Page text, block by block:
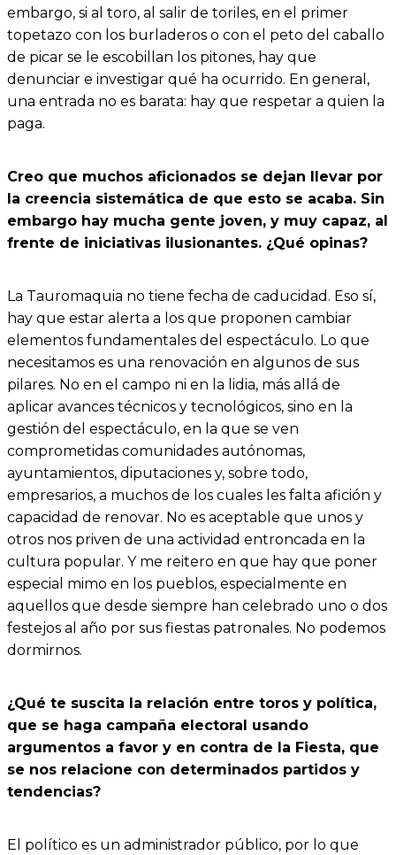
embargo, si al toro, al salir de toriles, en el primer
topetazo con los burladeros o con el peto del caballo
de picar se le escobillan los pitones, hay que
denunciar e investigar qué ha ocurrido. En general,
una entrada no es barata: hay que respetar a quien la
paga.
Creo que muchos aficionados se dejan llevar por
la creencia sistemática de que esto se acaba. Sin
embargo hay mucha gente joven, y muy capaz, al
frente de iniciativas ilusionantes. ¿Qué opinas?
La Tauromaquia no tiene fecha de caducidad. Eso sí,
hay que estar alerta a los que proponen cambiar
elementos fundamentales del espectáculo. Lo que
necesitamos es una renovación en algunos de sus
pilares. No en el campo ni en la lidia, más allá de
aplicar avances técnicos y tecnológicos, sino en la
gestión del espectáculo, en la que se ven
comprometidas comunidades autónomas,
ayuntamientos, diputaciones y, sobre todo,
empresarios, a muchos de los cuales les falta afición y
capacidad de renovar. No es aceptable que unos y
otros nos priven de una actividad entroncada en la
cultura popular. Y me reitero en que hay que poner
especial mimo en los pueblos, especialmente en
aquellos que desde siempre han celebrado uno o dos
festejos al año por sus fiestas patronales. No podemos
dormirnos.
¿Qué te suscita la relación entre toros y política,
que se haga campaña electoral usando
argumentos a favor y en contra de la Fiesta, que
se nos relacione con determinados partidos y
tendencias?
El político es un administrador público, por lo que